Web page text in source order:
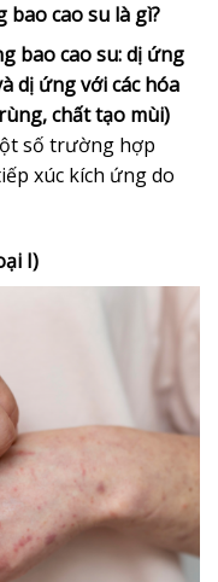
bao cao su là gì?
bao cao su: dị ứng
dị ứng với các hóa
chất tạo mùi)
số trường hợp
xúc kích ứng do
I)